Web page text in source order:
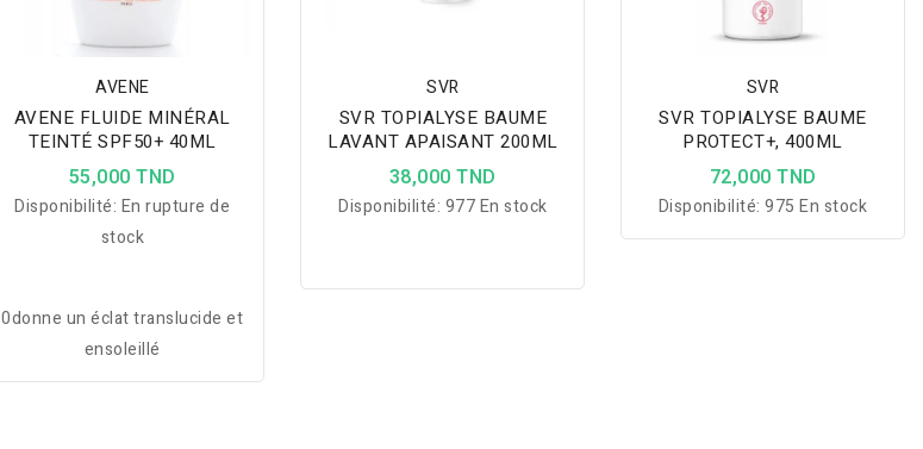
AVENE
AVENE FLUIDE MINÉRAL
TEINTÉ SPF50+ 40ML
55,000 TND
Disponibilité: En rupture de
stock
0donne un éclat translucide et
ensoleillé
SVR
SVR TOPIALYSE BAUME
LAVANT APAISANT 200ML
38,000 TND
Disponibilité: 977 En stock
SVR
SVR TOPIALYSE BAUME
PROTECT+, 400ML
72,000 TND
Disponibilité:975 En stock